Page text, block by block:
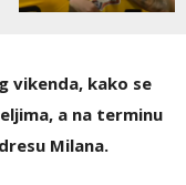
vikenda, kako se
a na terminu
Milana.